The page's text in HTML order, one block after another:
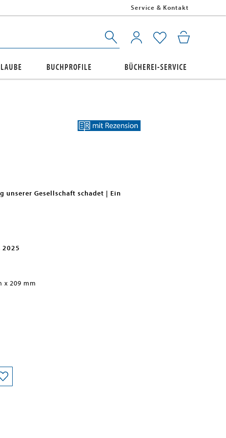
Service & Kontakt
BUCHPROFILE BÜCHEREI-SERVICE
Gesellschaft schadet | Ein
2025
x 209 mm